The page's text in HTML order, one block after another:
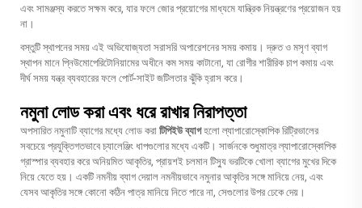
এবং সামঞ্জস্য করতে সক্ষম করে, যার ফলে জোর প্রয়োগের মাধ্যমে যান্ত্রিক নিয়ন্ত্রণের প্রয়োজন হয়
না।
বস্তুটি স্থাপনের সময় এই অভিযোজ্যতা সরাসরি অপারেশনের সময় কমায়। দ্রুত ও মসৃণ ব্যাগ
স্থাপন মানে প্নিউমোপেরিটোনিয়ামের অধীনে কম সময় কাটানো, যা রোগীর শারীরিক চাপ কমায় এবং
দীর্ঘ সময় যন্ত্র ব্যবহারের ফলে পোর্ট-সাইট জটিলতার ঝুঁকি হ্রাস করে।
নমুনা লোড করা এবং ধরে রাখার নিরাপত্তা
অপসারিত নমুনাটি ব্যাগের মধ্যে লোড করা টিপিইউ ব্যাগহলো ল্যাপারোস্কোপিক রিট্রিভালের
সবচেয়ে প্রযুক্তিগতভাবে চ্যালেঞ্জিং ধাপগুলোর মধ্যে একটি। সার্জনকে শুধুমাত্র ল্যাপারোস্কোপিক
গ্রাস্পার ব্যবহার করে অনিয়মিত আকৃতির, প্রায়শই চলমান টিস্যু ভরটিকে খোলা ব্যাগের মুখের দিকে
নিয়ে যেতে হয়। একটি নমনীয় ব্যাগ দেয়াল নমনীয়ভাবে নমুনার আকৃতির সঙ্গে মানিয়ে নেয়, এবং
যেসব আকৃতির সঙ্গে কোনো কঠিন পাত্র মানিয়ে নিতে পারে না, সেগুলোর উপর ঢেকে দেয়।